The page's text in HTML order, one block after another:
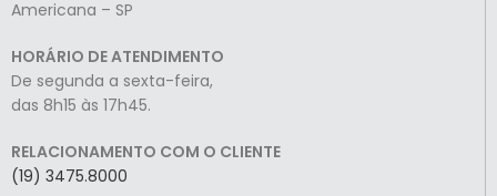
Americana – SP
HORÁRIO DE ATENDIMENTO
De segunda a sexta-feira,
das 8h15 às 17h45.
RELACIONAMENTO COM O CLIENTE
(19) 3475.8000